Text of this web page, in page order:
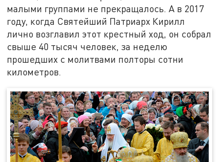
малыми группами не прекращалось. А в 2017
году, когда Святейший Патриарх Кирилл
лично возглавил этот крестный ход, он собрал
свыше 40 тысяч человек, за неделю
прошедших с молитвами полторы сотни
километров.